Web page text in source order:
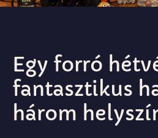
Egy forró
fantasztikus
három